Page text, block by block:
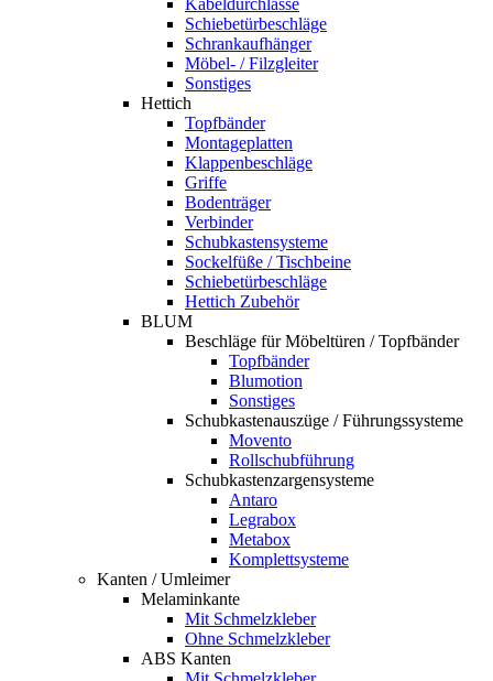
Kabeldurchlässe
Schiebetürbeschläge
Schrankaufhänger
Möbel- / Filzgleiter
Sonstiges
Hettich
Topfbänder
Montageplatten
Klappenbeschläge
Griffe
Bodenträger
Verbinder
Schubkastensysteme
Sockelfüße / Tischbeine
Schiebetürbeschläge
Hettich Zubehör
BLUM
Beschläge für Möbeltüren / Topfbänder
Topfbänder
Blumotion
Sonstiges
Schubkastenauszüge / Führungssysteme
Movento
Rollschubführung
Schubkastenzargensysteme
Antaro
Legrabox
Metabox
Komplettsysteme
Kanten / Umleimer
Melaminkante
Mit Schmelzkleber
Ohne Schmelzkleber
ABS Kanten